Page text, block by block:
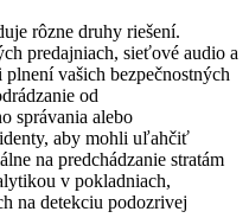
rôzne druhy riešení.
predajniach, sieťové audio a
vašich bezpečnostných
od
správania alebo
aby mohli uľahčiť
na predchádzanie stratám
v pokladniach,
na detekciu podozrivej